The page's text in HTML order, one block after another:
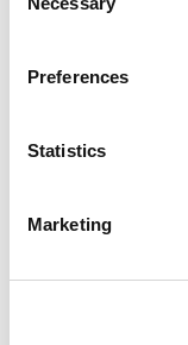
Selection
Preferences
Statistics
Marketing